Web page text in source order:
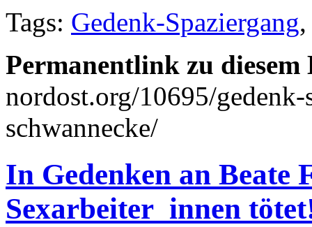
Tags: Gedenk-Spaziergang
Permanentlink zu
nordost.org/10695/
schwannecke/
In Gedenken an Beate
Sexarbeiter_innen